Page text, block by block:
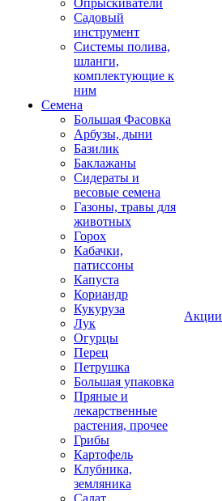
Опрыскиватели
Садовый
инструмент
Системы полива,
шланги,
комплектующие к
ним
Семена
Большая Фасовка
Арбузы, дыни
Базилик
Баклажаны
Сидераты и
весовые семена
Газоны, травы для
животных
Горох
Кабачки,
патиссоны
Капуста
Кориандр
Кукуруза
Лук
Огурцы
Перец
Петрушка
Большая упаковка
Пряные и
лекарственные
растения, прочее
Грибы
Картофель
Клубника,
земляника
Салат
Акции